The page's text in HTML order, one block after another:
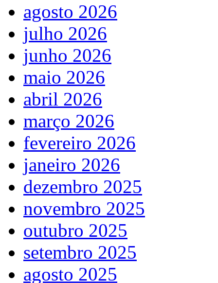
agosto 2026
julho 2026
junho 2026
maio 2026
abril 2026
março 2026
fevereiro 2026
janeiro 2026
dezembro 2025
novembro 2025
outubro 2025
setembro 2025
agosto 2025